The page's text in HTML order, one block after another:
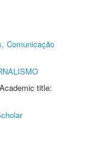
Comunicação
title: